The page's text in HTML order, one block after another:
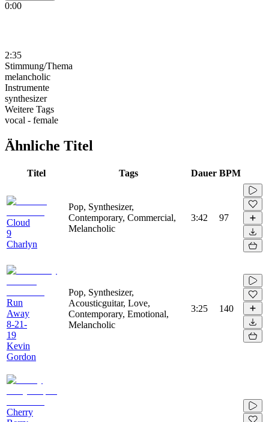
0:00
2:35
Stimmung/Thema
melancholic
Instrumente
synthesizer
Weitere Tags
vocal - female
Ähnliche Titel
Titel Tags Dauer BPM
Cloud
9
Charlyn
Pop, Synthesizer,
Contemporary, Commercial,
Melancholic
3:42 97
Run
Away
8-21-
19
Kevin
Gordon
Pop, Synthesizer,
Acousticguitar, Love,
Contemporary, Emotional,
Melancholic
3:25 140
Cherry